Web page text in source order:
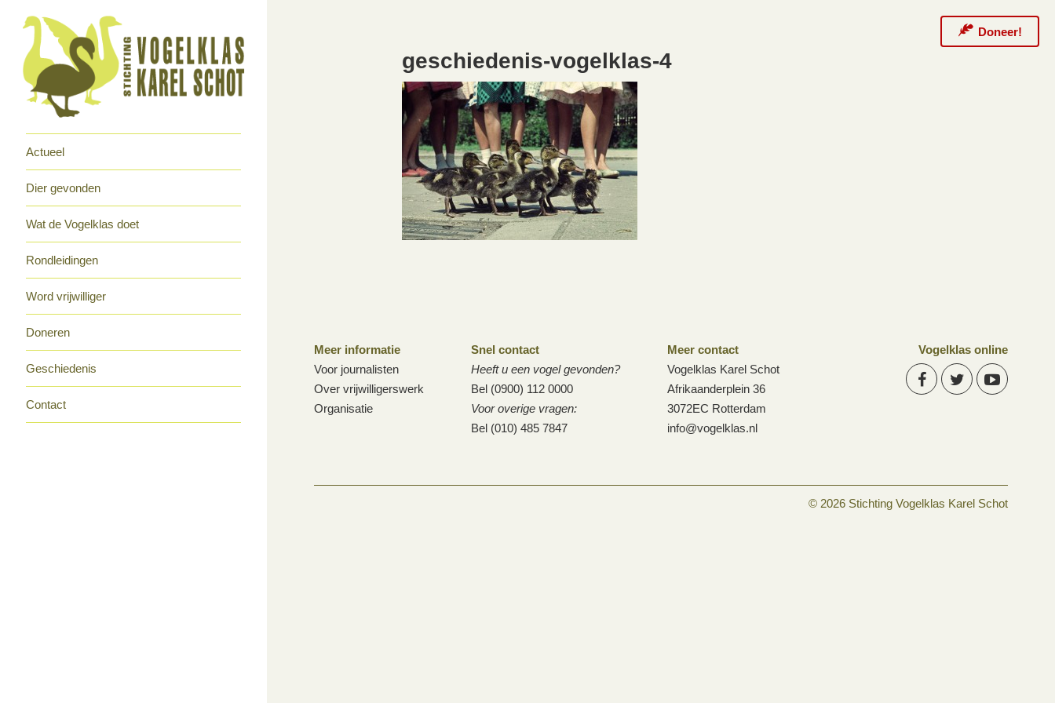
Actueel
Dier gevonden
Wat de Vogelklas doet
Rondleidingen
Word vrijwilliger
Doneren
Geschiedenis
Contact
Doneer!
geschiedenis-vogelklas-4
Meer informatie
Voor journalisten
Over vrijwilligerswerk
Organisatie
Snel contact
Heeft u een vogel gevonden?
Bel (0900) 112 0000
Voor overige vragen:
Bel (010) 485 7847
Meer contact
Vogelklas Karel Schot
Afrikaanderplein 36
3072EC Rotterdam
info@vogelklas.nl
Vogelklas online
© 2026 Stichting Vogelklas Karel Schot